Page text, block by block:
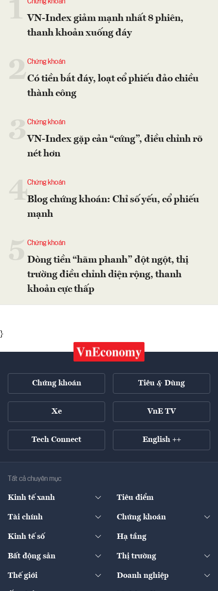
VN-Index giảm mạnh nhất 8 phiên,
thanh khoản xuống đáy
2Chứng khoán
Có tiền bắt đáy, loạt cổ phiếu đảo chiều
thành công
Chứng khoán
VN-Index gặp cản “cứng”, điều chỉnh rõ
nét hơn
4Chứng khoán
Blog chứng khoán: Chỉ số yếu, cổ phiếu
mạnh
Chứng khoán
Dòng tiền “hãm phanh” đột ngột, thị
trường điều chỉnh diện rộng, thanh
khoản cực thấp
}
Chứng khoán Tiêu & Dùng
Xe VnE TV
Tech Connect English ++
Tất cả chuyên mục
Kinh tế xanh
Diễn đàn
Tiêu điểm
Tài chính
Ngân hàng
Bảo hiểm
Chứng khoán
Doanh nghiệp niêm yết
Kinh tế số
Sản phẩm - Thị trường
Hạ tầng
Bất động sản
Chính sách
Thị trường
Thế giới
Kinh tế
Doanh nghiệp